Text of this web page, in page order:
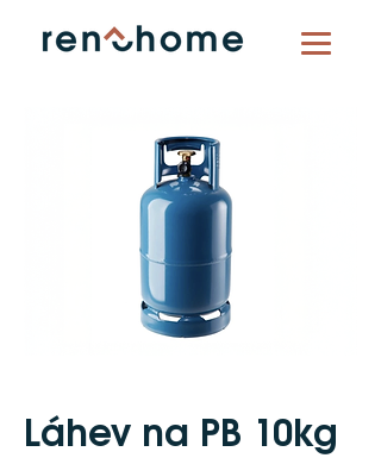
Láhev na PB 10kg